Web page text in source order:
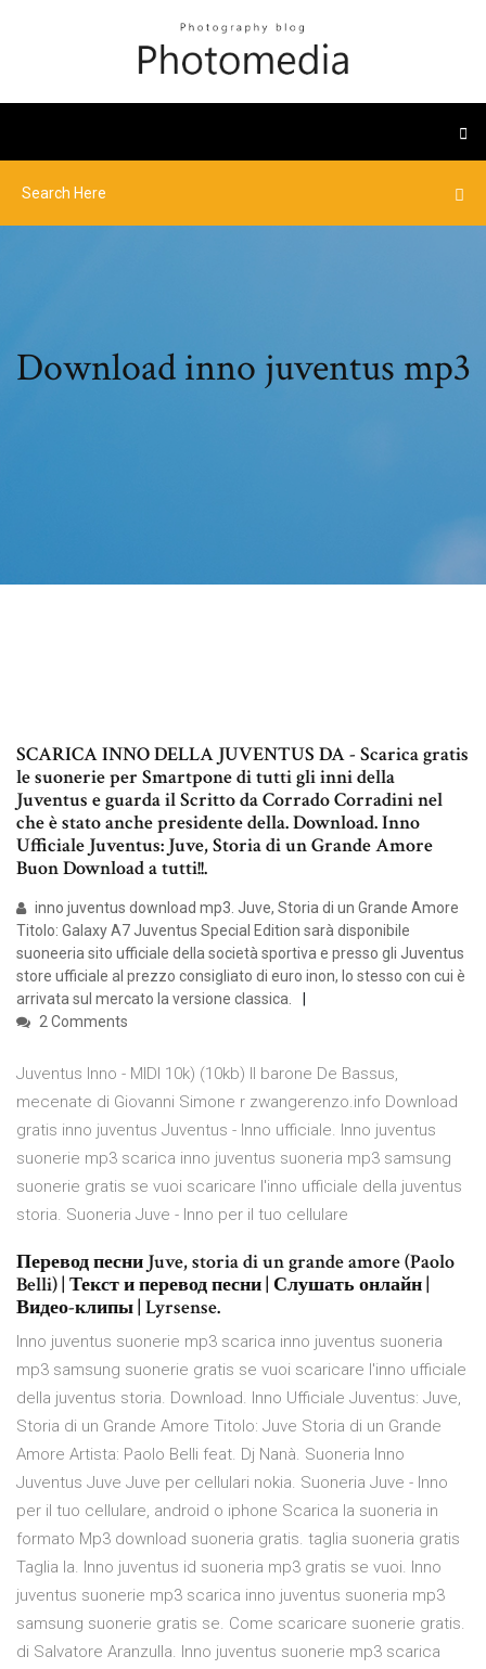
Download inno juventus mp3
SCARICA INNO DELLA JUVENTUS DA - Scarica gratis
le suonerie per Smartpone di tutti gli inni della
Juventus e guarda il Scritto da Corrado Corradini nel
che è stato anche presidente della. Download. Inno
Ufficiale Juventus: Juve, Storia di un Grande Amore
Buon Download a tutti!!.
inno juventus download mp3. Juve, Storia di un Grande Amore
Titolo: Galaxy A7 Juventus Special Edition sarà disponibile
suoneeria sito ufficiale della società sportiva e presso gli Juventus
store ufficiale al prezzo consigliato di euro inon, lo stesso con cui è
arrivata sul mercato la versione classica.
2 Comments
Juventus Inno - MIDI 10k) (10kb) Il barone De Bassus,
mecenate di Giovanni Simone r zwangerenzo.info Download
gratis inno juventus Juventus - Inno ufficiale. Inno juventus
suonerie mp3 scarica inno juventus suoneria mp3 samsung
suonerie gratis se vuoi scaricare l'inno ufficiale della juventus
storia. Suoneria Juve - Inno per il tuo cellulare
Перевод песни Juve, storia di un grande amore (Paolo
Belli) | Текст и перевод песни | Слушать онлайн |
Видео-клипы | Lyrsense.
Inno juventus suonerie mp3 scarica inno juventus suoneria
mp3 samsung suonerie gratis se vuoi scaricare l'inno ufficiale
della juventus storia. Download. Inno Ufficiale Juventus: Juve,
Storia di un Grande Amore Titolo: Juve Storia di un Grande
Amore Artista: Paolo Belli feat. Dj Nanà. Suoneria Inno
Juventus Juve Juve per cellulari nokia. Suoneria Juve - Inno
per il tuo cellulare, android o iphone Scarica la suoneria in
formato Mp3 download suoneria gratis. taglia suoneria gratis
Taglia la. Inno juventus id suoneria mp3 gratis se vuoi. Inno
juventus suonerie mp3 scarica inno juventus suoneria mp3
samsung suonerie gratis se. Come scaricare suonerie gratis.
di Salvatore Aranzulla. Inno juventus suonerie mp3 scarica